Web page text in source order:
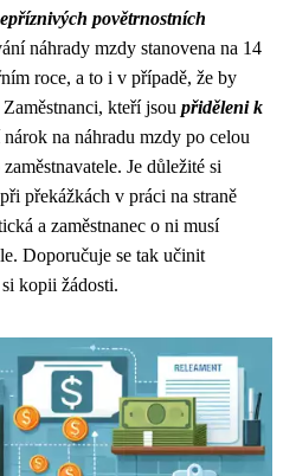
povětrnostních
náhrady mzdy stanovena na 14
roce, a to i v případě, že by
kteří jsou přiděleni k
na náhradu mzdy po celou
Je důležité si
překážkách v práci na straně
a zaměstnanec o ni musí
Doporučuje se tak učinit
kopii žádosti.